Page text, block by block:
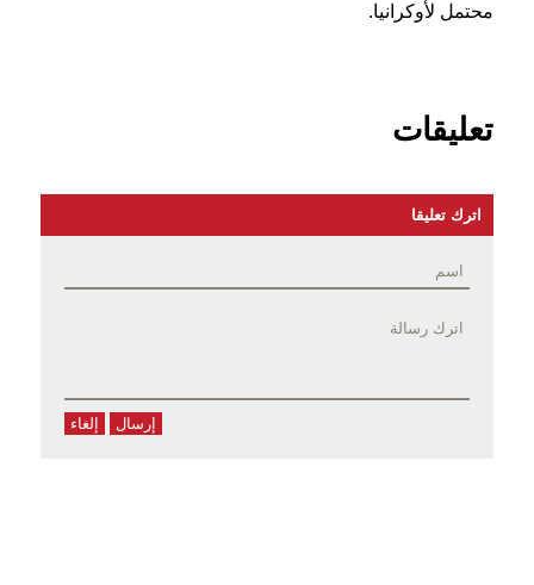
محتمل لأوكرانيا.
تعليقات
اترك تعليقا
إرسال إلغاء